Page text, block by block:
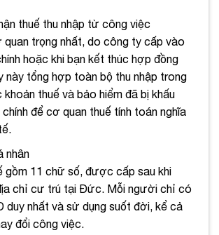
thuế thu nhập từ công việc
quan trọng nhất, do công ty cấp vào
hoặc khi bạn kết thúc hợp đồng
này tổng hợp toàn bộ thu nhập trong
khoản thuế và bảo hiểm đã bị khấu
để cơ quan thuế tính toán nghĩa
nhân
gồm 11 chữ số, được cấp sau khi
chỉ cư trú tại Đức. Mỗi người chỉ có
duy nhất và sử dụng suốt đời, kể cả
đổi công việc.